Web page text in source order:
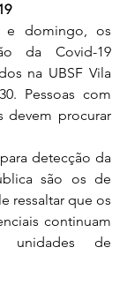
e domingo, os
da Covid-19
na UBSF Vila
Pessoas com
devem procurar
detecção da
são os de
ressaltar que os
continuam
unidades de